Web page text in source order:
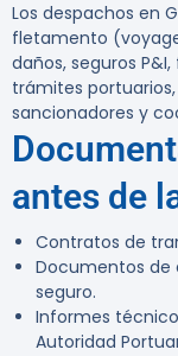
Los despachos en
fletamento
daños, seguros
trámites
sancionadores y
antes de
Contratos de
Documentos de
seguro.
Informes
Autoridad